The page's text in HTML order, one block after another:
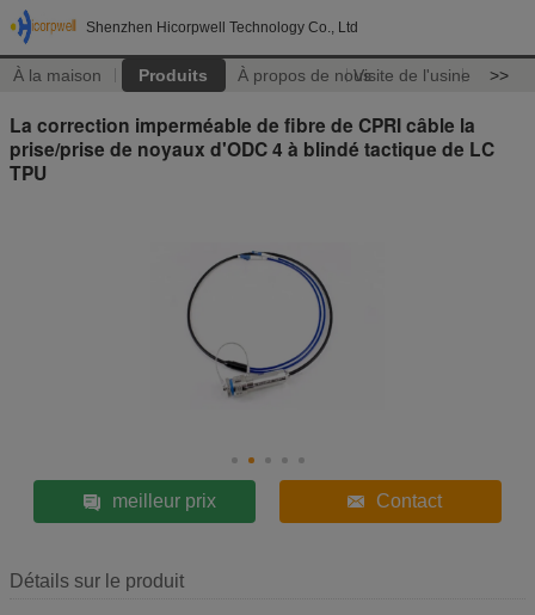
Shenzhen Hicorpwell Technology Co., Ltd
À la maison Produits À propos de nousVisite de l'usine >>
La correction imperméable de fibre de CPRI câble la
prise/prise de noyaux d'ODC 4 à blindé tactique de LC
TPU
meilleur prix Contact
Détails sur le produit